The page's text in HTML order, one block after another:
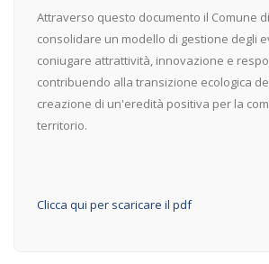
Attraverso questo documento il Comune
consolidare un modello di gestione degli
coniugare attrattività, innovazione e
contribuendo alla transizione ecologica
creazione di un'eredità positiva per la
territorio.
Clicca qui per scaricare il pdf